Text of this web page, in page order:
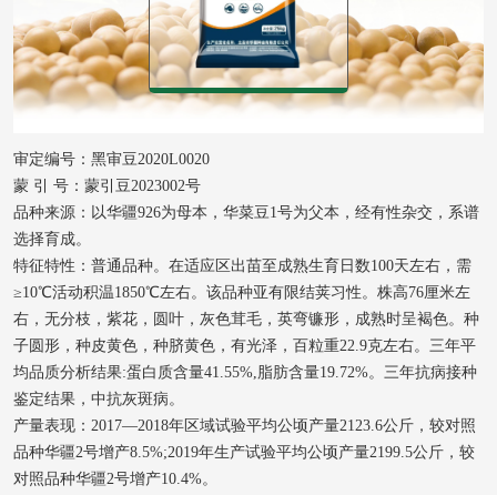
审定编号：黑审豆2020L0020
蒙 引 号：蒙引豆2023002号
品种来源：以华疆926为母本，华菜豆1号为父本，经有性杂交，系谱
选择育成。
特征特性：普通品种。在适应区出苗至成熟生育日数100天左右，需
≥10℃活动积温1850℃左右。该品种亚有限结荚习性。株高76厘米左
右，无分枝，紫花，圆叶，灰色茸毛，英弯镰形，成熟时呈褐色。种
子圆形，种皮黄色，种脐黄色，有光泽，百粒重22.9克左右。三年平
均品质分析结果:蛋白质含量41.55%,脂肪含量19.72%。三年抗病接种
鉴定结果，中抗灰斑病。
产量表现：2017—2018年区域试验平均公顷产量2123.6公斤，较对照
品种华疆2号增产8.5%;2019年生产试验平均公顷产量2199.5公斤，较
对照品种华疆2号增产10.4%。